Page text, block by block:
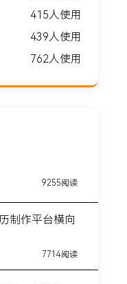
415人使用
439人使用
762人使用
9255阅读
制作平台横向
7714阅读